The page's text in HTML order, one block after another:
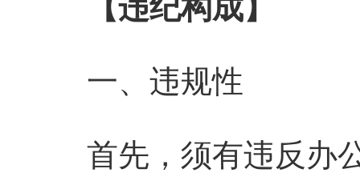
【违纪构成】
一、违规性
首先，须有违反办公